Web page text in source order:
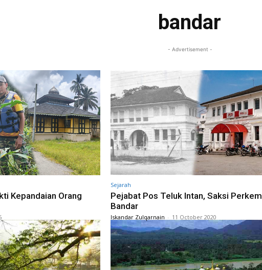
bandar
- Advertisement -
Kepandaian Orang
Sejarah
Pejabat Pos Teluk Intan, Saksi
Bandar
Iskandar Zulqarnain - 11 October 2020